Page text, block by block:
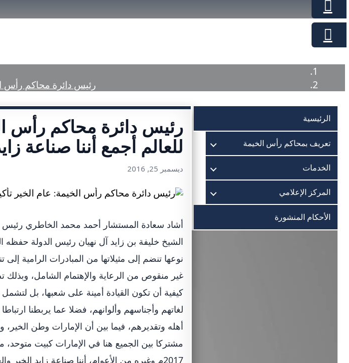
رئيس دائرة محاكم رأس
الرئيسية
تعريف بمحاكم رأس الخيمة
الخدمات
المركز الإعلامي
الأحكام المنشورة
رئيس دائرة محاكم رأس
للعالم أجمع أننا صناعة
ديسمبر 25, 2016
أشاد سعادة المستشار أحمد محمد الخاطري
نوعها تنضم إلى مثيلاتها من المبادرات الرامية
غير منقوص من الرعاية والإهتمام الشامل، وبذلك
كيفية أن تكون القيادة أمينة على شعبها، بل
لغاتهم وأجناسهم وألوانهم، فضلا عما يربطنا
أهله وتقديرهم، فيما بين أن الإمارات وطن الخير،
مشتركا بين الجميع هنا في الإمارات كبيت متوحد،
2017م وغيره من الأعوام، أننا صناعة زايد